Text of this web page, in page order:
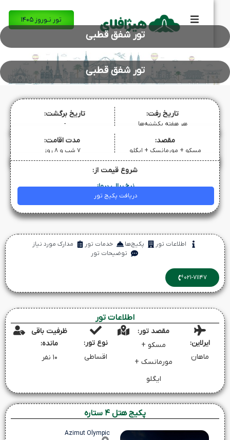
تور نـوروز ۱۴۰۵
تور شفق قطبی
تور شفق قطبی
تاریخ رفت:
هر هفته یکشنبه‌ها
تاریخ برگشت:
مقصد:
مسکو + مورمانسک + ایگلو
مدت اقامت:
شروع قیمت از:
نرخ ریالی پرواز
دریافت پکیج تور
اطلاعات تور پکیج‌ها خدمات تور
مدارک مورد نیاز
توضیحات تور
۰۲۱-۷۱۱۴۷
اطلاعات تور
ایرلاین:
ماهان
مقصد تور:
مسکو +
مورمانسک +
نوع تور:
اقساطی
ظرفیت باقی
مانده:
پکیج‌ هتل ۴ ستاره
Azimut Olympic